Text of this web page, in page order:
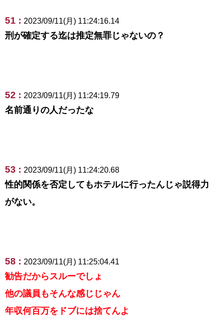
51 : 2023/09/11(月) 11:24:16.14
刑が確定する迄は推定無罪じゃないの？
52 : 2023/09/11(月) 11:24:19.79
名前通りの人だったな
53 : 2023/09/11(月) 11:24:20.68
性的関係を否定してもホテルに行ったんじゃ説得力
がない。
58 : 2023/09/11(月) 11:25:04.41
勧告だからスルーでしょ
他の議員もそんな感じじゃん
年収何百万をドブには捨てんよ